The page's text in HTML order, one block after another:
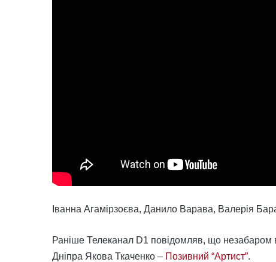
Іванна Агамірзоєва, Данило Варава, Валерія
Раніше Телеканал D1 повідомляв, що незабаром
Дніпра Якова Ткаченко – Позивний “Артист”.